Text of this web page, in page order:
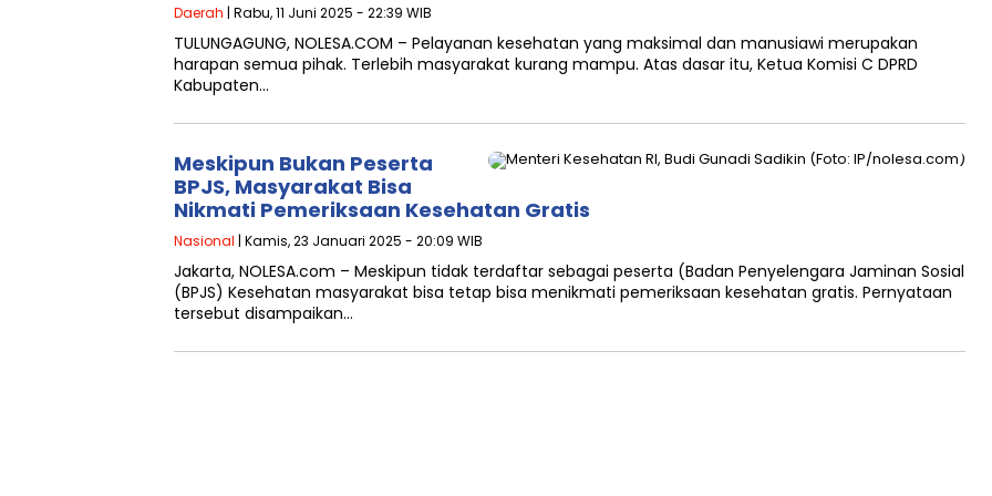
Daerah | Rabu, 11 Juni 2025 - 22:39 WIB
TULUNGAGUNG, NOLESA.COM – Pelayanan kesehatan yang maksimal dan manusiawi merupakan
harapan semua pihak. Terlebih masyarakat kurang mampu. Atas dasar itu, Ketua Komisi C DPRD
Kabupaten…
Meskipun Bukan Peserta
BPJS, Masyarakat Bisa
Nikmati Pemeriksaan Kesehatan Gratis
Nasional | Kamis, 23 Januari 2025 - 20:09 WIB
Jakarta, NOLESA.com – Meskipun tidak terdaftar sebagai peserta (Badan Penyelengara Jaminan Sosial
(BPJS) Kesehatan masyarakat bisa tetap bisa menikmati pemeriksaan kesehatan gratis. Pernyataan
tersebut disampaikan…